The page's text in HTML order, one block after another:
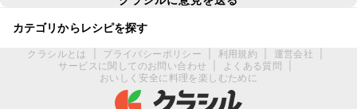
カテゴリからレシピを探す
クラシルとは プライバシーポリシー 利用規約 運営会社
サービスに関してのお問い合わせ
よくある質問
おいしく安全に料理を楽しむために